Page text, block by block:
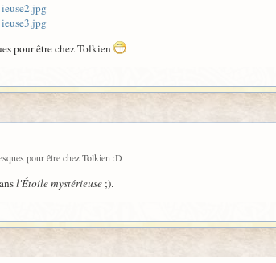
pour être chez Tolkien
pour être chez Tolkien :D
l'Étoile mystérieuse ;).